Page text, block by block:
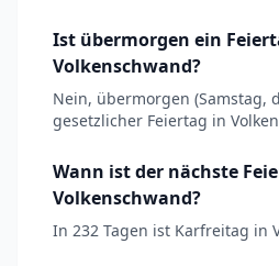
Ist übermorgen ein
Volkenschwand?
Nein, übermorgen (Samstag,
gesetzlicher Feiertag in
Wann ist der nächste
Volkenschwand?
In 232 Tagen ist Karfreitag in